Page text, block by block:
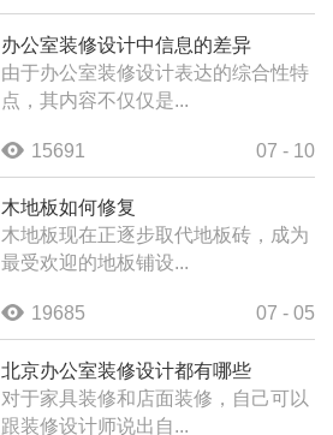
办公室装修设计中信息的差异
由于办公室装修设计表达的综合性特
点，其内容不仅仅是...
15691 07 - 10
木地板如何修复
木地板现在正逐步取代地板砖，成为
最受欢迎的地板铺设...
19685 07 - 05
北京办公室装修设计都有哪些
对于家具装修和店面装修，自己可以
跟装修设计师说出自...